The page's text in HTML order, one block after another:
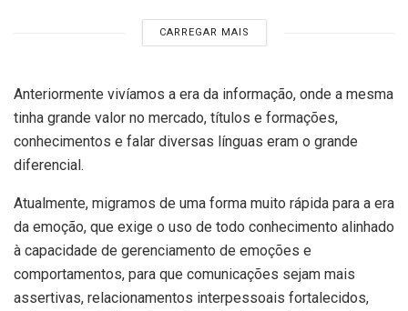
CARREGAR MAIS
Anteriormente vivíamos a era da informação, onde a mesma
tinha grande valor no mercado, títulos e formações,
conhecimentos e falar diversas línguas eram o grande
diferencial.
Atualmente, migramos de uma forma muito rápida para a era
da emoção, que exige o uso de todo conhecimento alinhado
à capacidade de gerenciamento de emoções e
comportamentos, para que comunicações sejam mais
assertivas, relacionamentos interpessoais fortalecidos,